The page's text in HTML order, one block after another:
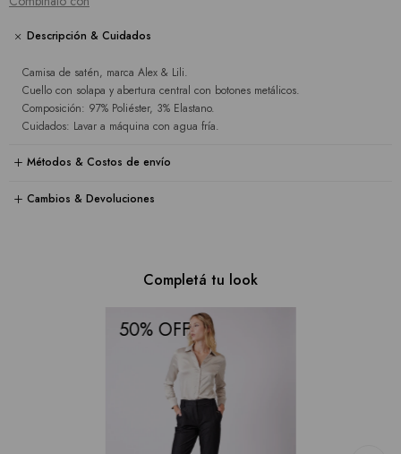
Descripción & Cuidados
Camisa de satén, marca Alex & Lili.
Cuello con solapa y abertura central con botones metálicos.
Composición: 97% Poliéster, 3% Elastano.
Cuidados: Lavar a máquina con agua fría.
Métodos & Costos de envío
Cambios & Devoluciones
Completá tu look
50